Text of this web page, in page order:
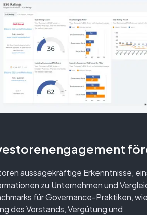
aussagekräftige Erkenntnisse,
zu Unternehmen und
für Governance-Praktiken,
des Vorstands, Vergütung und